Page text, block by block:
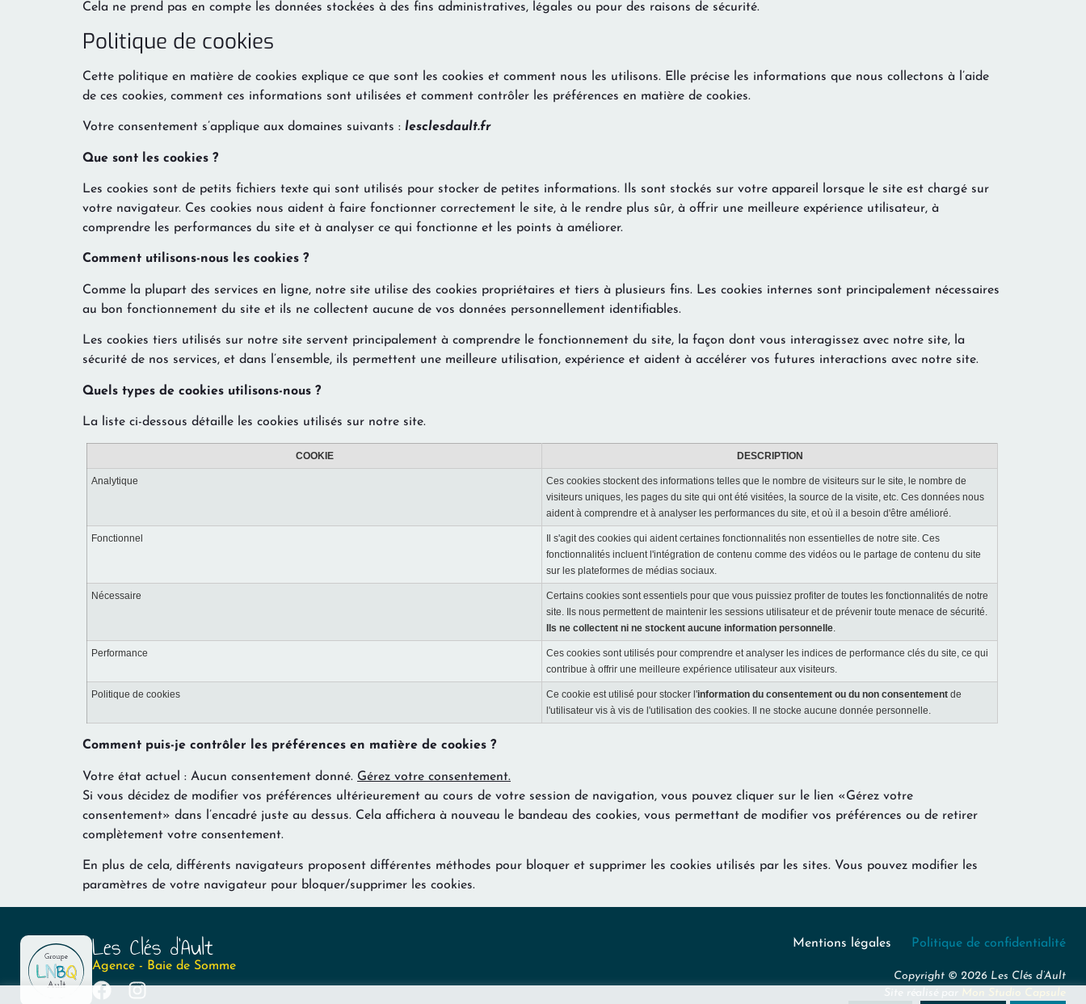
Cela ne prend pas en compte les données stockées à des fins administratives, légales ou pour des raisons de sécurité.
Politique de cookies
Cette politique en matière de cookies explique ce que sont les cookies et comment nous les utilisons. Elle précise les informations que nous collectons à l’aide
de ces cookies, comment ces informations sont utilisées et comment contrôler les préférences en matière de cookies.
Votre consentement s’applique aux domaines suivants : lesclesdault.fr
Que sont les cookies ?
Les cookies sont de petits fichiers texte qui sont utilisés pour stocker de petites informations. Ils sont stockés sur votre appareil lorsque le site est chargé sur
votre navigateur. Ces cookies nous aident à faire fonctionner correctement le site, à le rendre plus sûr, à offrir une meilleure expérience utilisateur, à
comprendre les performances du site et à analyser ce qui fonctionne et les points à améliorer.
Comment utilisons-nous les cookies ?​
Comme la plupart des services en ligne, notre site utilise des cookies propriétaires et tiers à plusieurs fins. Les cookies internes sont principalement nécessaires
au bon fonctionnement du site et ils ne collectent aucune de vos données personnellement identifiables.
Les cookies tiers utilisés sur notre site servent principalement à comprendre le fonctionnement du site, la façon dont vous interagissez avec notre site, la
sécurité de nos services, et dans l’ensemble, ils permettent une meilleure utilisation, expérience et aident à accélérer vos futures interactions avec notre site.
Quels types de cookies utilisons-nous ?
La liste ci-dessous détaille les cookies utilisés sur notre site.
COOKIE DESCRIPTION
Analytique
Ces cookies stockent des informations telles que le nombre de visiteurs sur le site, le nombre de
visiteurs uniques, les pages du site qui ont été visitées, la source de la visite, etc. Ces données nous
aident à comprendre et à analyser les performances du site, et où il a besoin d'être amélioré.
Fonctionnel
Il s'agit des cookies qui aident certaines fonctionnalités non essentielles de notre site. Ces
fonctionnalités incluent l'intégration de contenu comme des vidéos ou le partage de contenu du site
sur les plateformes de médias sociaux.
Nécessaire
Certains cookies sont essentiels pour que vous puissiez profiter de toutes les fonctionnalités de notre
site. Ils nous permettent de maintenir les sessions utilisateur et de prévenir toute menace de sécurité.
Ils ne collectent ni ne stockent aucune information personnelle
Performance
Ces cookies sont utilisés pour comprendre et analyser les indices de performance clés du site, ce qui
contribue à offrir une meilleure expérience utilisateur aux visiteurs.
Politique de cookies Ce cookie est utilisé pour stocker l'information du consentement ou du non consentement de
l'utilisateur vis à vis de l'utilisation des cookies. Il ne stocke aucune donnée personnelle.
Comment puis-je contrôler les préférences en matière de cookies ?
Votre état actuel : Aucun consentement donné. Gérez votre consentement.
Si vous décidez de modifier vos préférences ultérieurement au cours de votre session de navigation, vous pouvez cliquer sur le lien «Gérez votre
consentement» dans l’encadré juste au dessus. Cela affichera à nouveau le bandeau des cookies, vous permettant de modifier vos préférences ou de retirer
complètement votre consentement.
En plus de cela, différents navigateurs proposent différentes méthodes pour bloquer et supprimer les cookies utilisés par les sites. Vous pouvez modifier les
paramètres de votre navigateur pour bloquer/supprimer les cookies.
Les Clés d'Ault
Agence - Baie de Somme
Mentions légales Politique de confidentialité
Copyright © 2026 Les Clés d’Ault
Mon Studio Capsule